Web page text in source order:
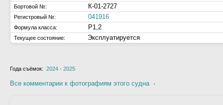
Бортовой №: К-01-2727
Регистровый №: 041916
Формула класса: Р1,2
Текущее состояние: Эксплуатируется
Года съёмок: 2024 · 2025
Все комментарии к фотографиям этого судна·